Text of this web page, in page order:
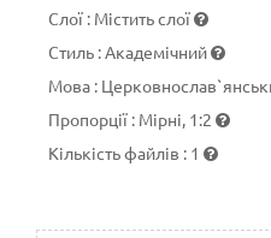
Слої : Містить слої
Стиль : Академічний
Мова :
Пропорції : Мірні, 1:2
Кількість файлів : 1